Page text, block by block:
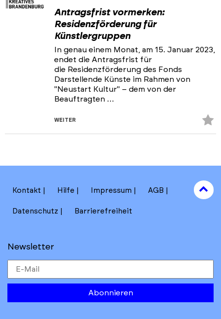
Antragsfrist vormerken:
Residenzförderung für
Künstlergruppen
In genau einem Monat, am 15. Januar 2023,
endet die Antragsfrist für
die Residenzförderung des Fonds
Darstellende Künste im Rahmen von
"Neustart Kultur" – dem von der
Beauftragten …
WEITER
Kontakt Hilfe Impressum AGB
Datenschutz Barrierefreiheit
Newsletter
Abonnieren
to
top